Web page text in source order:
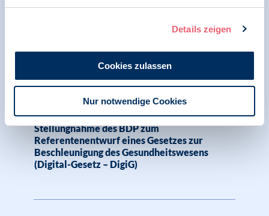
Details zeigen
Cookies zulassen
Nur notwendige Cookies
Referentenentwurf
01.08.2023
Stellungnahme | Digitale Gesellschaft und
Psychologie
Stellungnahme des BDP zum
Referentenentwurf eines Gesetzes zur
Beschleunigung des Gesundheitswesens
(Digital-Gesetz – DigiG)